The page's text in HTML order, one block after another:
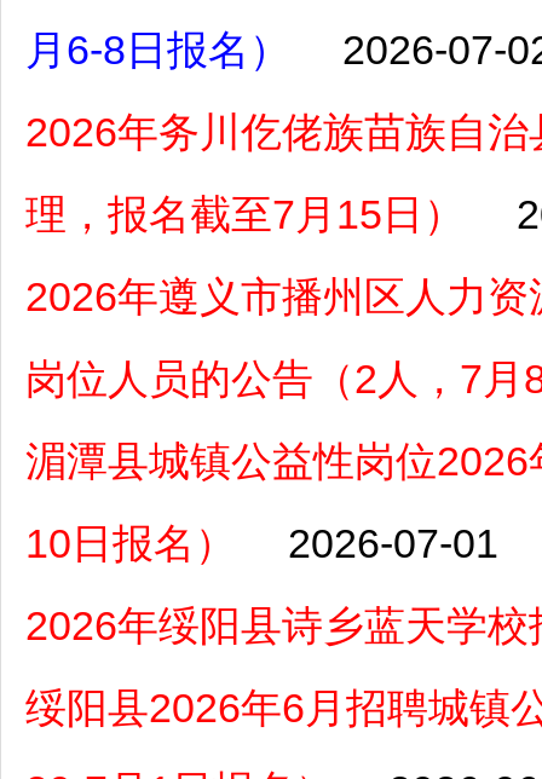
月6-8日报名）
2026-07-
2026年务川仡佬族苗族自
理，报名截至7月15日）
2026年遵义市播州区人力
岗位人员的公告（2人，7月
湄潭县城镇公益性岗位
10日报名）
2026-07-01
2026年绥阳县诗乡蓝天学校
绥阳县2026年6月招聘城镇